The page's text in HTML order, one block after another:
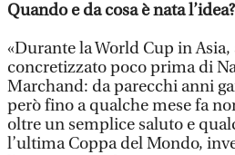
Quando e da cosa è nata l’idea?
«Durante la World Cup in
concretizzato poco prima di
Marchand: da parecchi anni
però fino a qualche mese fa
oltre un semplice saluto e
l’ultima Coppa del Mondo,